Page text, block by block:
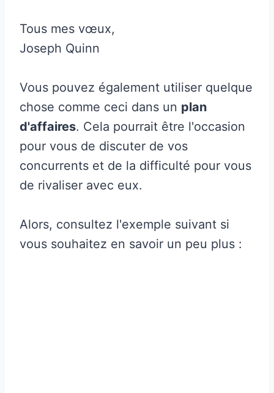
Tous mes vœux,
Joseph Quinn
Vous pouvez également utiliser quelque
chose comme ceci dans un plan
d'affaires. Cela pourrait être l'occasion
pour vous de discuter de vos
concurrents et de la difficulté pour vous
de rivaliser avec eux.
Alors, consultez l'exemple suivant si
vous souhaitez en savoir un peu plus :